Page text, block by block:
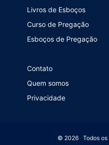
Livros de Esboços
Curso de Pregação
Esboços de Pregação
Contato
Quem somos
Privacidade
© 2026 Todos os